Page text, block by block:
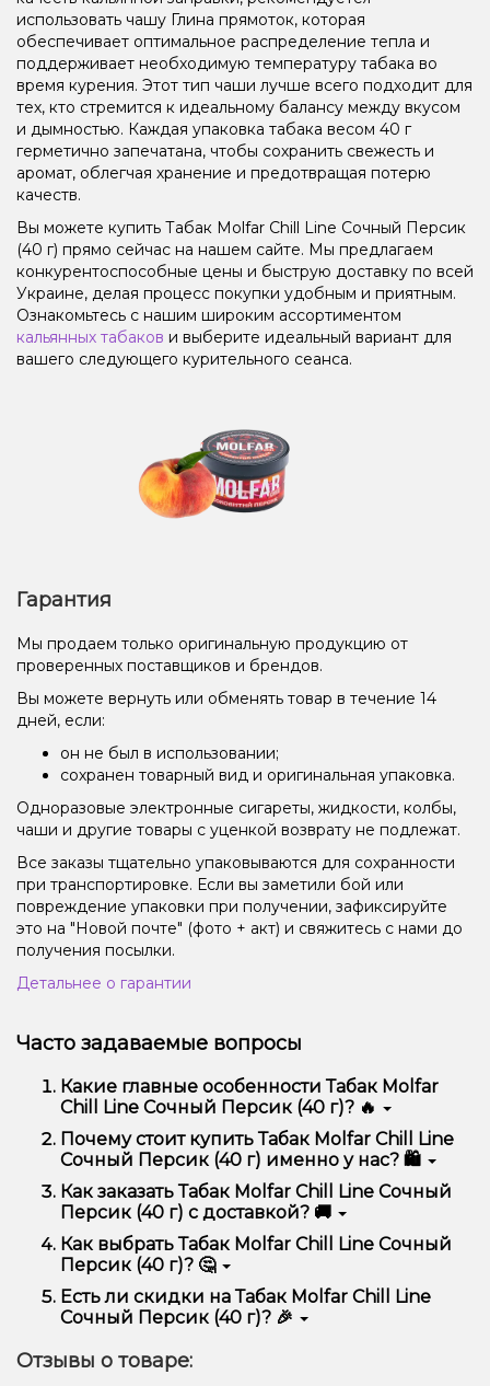
использовать чашу Глина прямоток, которая
обеспечивает оптимальное распределение тепла и
поддерживает необходимую температуру табака во
время курения. Этот тип чаши лучше всего подходит для
тех, кто стремится к идеальному балансу между вкусом
и дымностью. Каждая упаковка табака весом 40 г
герметично запечатана, чтобы сохранить свежесть и
аромат, облегчая хранение и предотвращая потерю
качеств.
Вы можете купить Табак Molfar Chill Line Сочный Персик
(40 г) прямо сейчас на нашем сайте. Мы предлагаем
конкурентоспособные цены и быструю доставку по всей
Украине, делая процесс покупки удобным и приятным.
Ознакомьтесь с нашим широким ассортиментом
кальянных табаков и выберите идеальный вариант для
вашего следующего курительного сеанса.
Гарантия
Мы продаем только оригинальную продукцию от
проверенных поставщиков и брендов.
Вы можете вернуть или обменять товар в течение 14
дней, если:
он не был в использовании;
сохранен товарный вид и оригинальная упаковка.
Одноразовые электронные сигареты, жидкости, колбы,
чаши и другие товары с уценкой возврату не подлежат.
Все заказы тщательно упаковываются для сохранности
при транспортировке. Если вы заметили бой или
повреждение упаковки при получении, зафиксируйте
это на "Новой почте" (фото + акт) и свяжитесь с нами до
получения посылки.
Детальнее о гарантии
Часто задаваемые вопросы
Какие главные особенности Табак Molfar
Chill Line Сочный Персик (40 г)? 🔥
Табак Molfar Chill Line Сочный Персик (40 г)
отличается высоким качеством, удобством
использования и надежностью.
Почему стоит купить Табак Molfar Chill Line
Сочный Персик (40 г) именно у нас? 🛍️
Мы предлагаем только оригинальную продукцию,
широкий ассортимент, выгодные цены и быструю
доставку. Кроме того, у нас регулярные акции и
скидки для клиентов!
Как заказать Табак Molfar Chill Line Сочный
Персик (40 г) с доставкой? 🚚
Оформить заказ можно в несколько кликов:
Добавьте Табак Molfar Chill Line Сочный
Персик (40 г) в корзину.
Перейдите к оформлению заказа.
доставки.
Подтвердите заказ – мы быстро отправим его
Как выбрать Табак Molfar Chill Line Сочный
Персик (40 г)? 🤔
Выбор зависит от ваших предпочтений – например,
если это кальян, учитывайте размер, материал и тип
чаши, если вейп – мощность и вкус. Наши
Есть ли скидки на Табак Molfar Chill Line
Сочный Персик (40 г)? 🎉
специальные предложения. Следите за
Отзывы о товаре: